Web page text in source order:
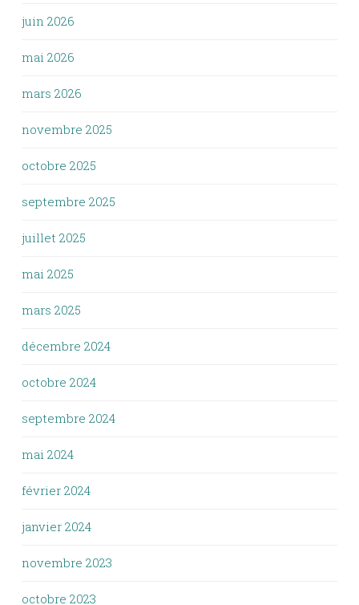
juin 2026
mai 2026
mars 2026
novembre 2025
octobre 2025
septembre 2025
juillet 2025
mai 2025
mars 2025
décembre 2024
octobre 2024
septembre 2024
mai 2024
février 2024
janvier 2024
novembre 2023
octobre 2023